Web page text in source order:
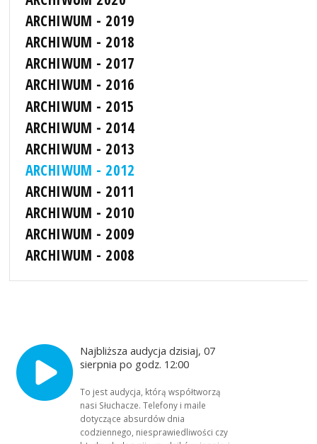
ARCHIWUM - 2019
ARCHIWUM - 2018
ARCHIWUM - 2017
ARCHIWUM - 2016
ARCHIWUM - 2015
ARCHIWUM - 2014
ARCHIWUM - 2013
ARCHIWUM - 2012
ARCHIWUM - 2011
ARCHIWUM - 2010
ARCHIWUM - 2009
ARCHIWUM - 2008
Najbliższa audycja dzisiaj, 07
sierpnia po godz. 12:00
To jest audycja, którą współtworzą
nasi Słuchacze. Telefony i maile
dotyczące absurdów dnia
codziennego, niesprawiedliwości czy